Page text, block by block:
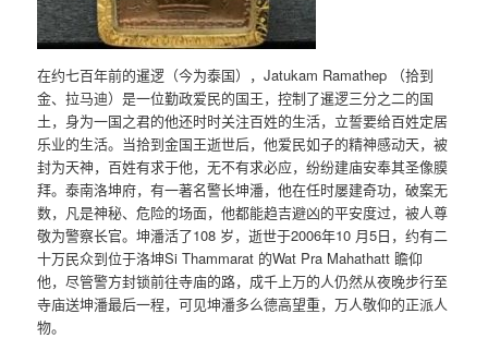
在约七百年前的暹逻（今为泰国），Jatukam Ramathep （拾到
金、拉马迪）是一位勤政爱民的国王，控制了暹逻三分之二的国
土，身为一国之君的他还时时关注百姓的生活，立誓要给百姓定居
乐业的生活。当拾到金国王逝世后，他爱民如子的精神感动天，被
封为天神，百姓有求于他，无不有求必应，纷纷建庙安奉其圣像膜
拜。泰南洛坤府，有一著名警长坤潘，他在任时屡建奇功，破案无
数，凡是神秘、危险的场面，他都能趋吉避凶的平安度过，被人尊
敬为警察长官。坤潘活了108 岁，逝世于2006年10 月5日，约有二
十万民众到位于洛坤Si Thammarat 的Wat Pra Mahathatt 瞻仰
他，尽管警方封锁前往寺庙的路，成千上万的人仍然从夜晚步行至
寺庙送坤潘最后一程，可见坤潘多么德高望重，万人敬仰的正派人
物。